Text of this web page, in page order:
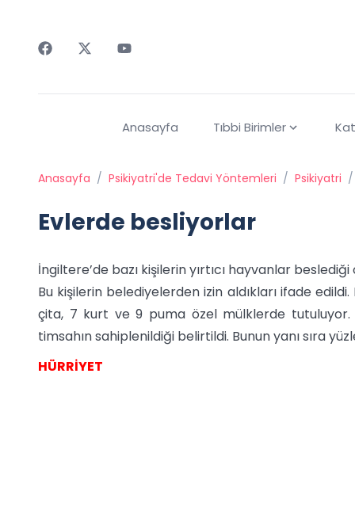
Anasayfa Tıbbi Birimler
Anasayfa / Psikiyatri'de Tedavi Yöntemleri / Psikiyatri /
Evlerde besliyorlar
İngiltere’de bazı kişilerin yırtıcı hayvanlar beslediği
Bu kişilerin belediyelerden izin aldıkları ifade
çita, 7 kurt ve 9 puma özel mülklerde tutuluyor.
timsahın sahiplenildiği belirtildi. Bunun yanı sıra
HÜRRİYET